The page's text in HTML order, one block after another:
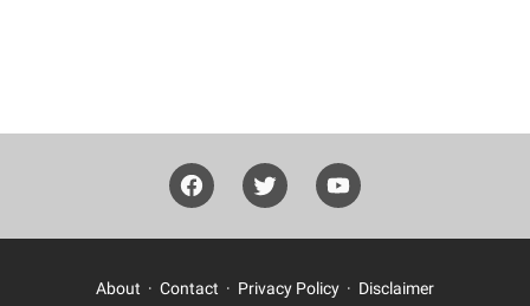
About Contact Privacy Policy Disclaimer